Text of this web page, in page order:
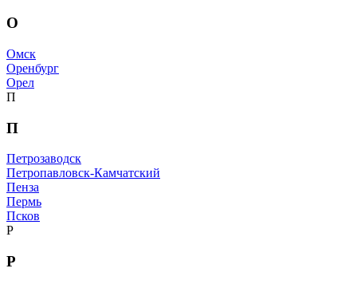
О
Омск
Оренбург
Орел
П
П
Петрозаводск
Петропавловск-Камчатский
Пенза
Пермь
Псков
Р
Р